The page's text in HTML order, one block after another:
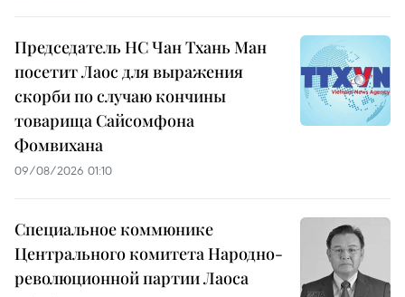
Председатель НС Чан Тхань Ман
посетит Лаос для выражения
скорби по случаю кончины
товарища Сайсомфона
Фомвихана
09/08/2026 01:10
Специальное коммюнике
Центрального комитета Народно-
революционной партии Лаоса